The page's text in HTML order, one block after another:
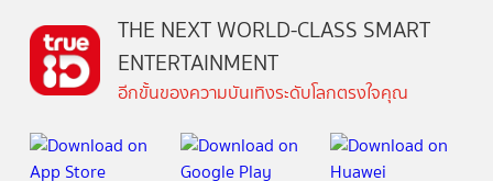
THE NEXT WORLD-CLASS SMART
ENTERTAINMENT
อีกขั้นของความบันเทิงระดับโลกตรงใจคุณ